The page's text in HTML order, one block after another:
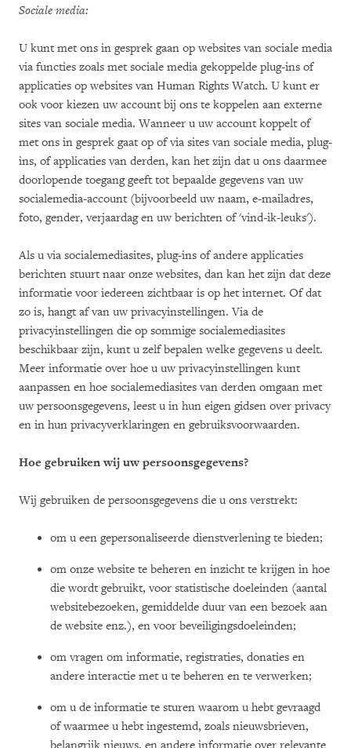
Sociale media:
U kunt met ons in gesprek gaan op websites van sociale media
via functies zoals met sociale media gekoppelde plug-ins of
applicaties op websites van Human Rights Watch. U kunt er
ook voor kiezen uw account bij ons te koppelen aan externe
sites van sociale media. Wanneer u uw account koppelt of
met ons in gesprek gaat op of via sites van sociale media, plug-
ins, of applicaties van derden, kan het zijn dat u ons daarmee
doorlopende toegang geeft tot bepaalde gegevens van uw
socialemedia-account (bijvoorbeeld uw naam, e-mailadres,
foto, gender, verjaardag en uw berichten of 'vind-ik-leuks').
Als u via socialemediasites, plug-ins of andere applicaties
berichten stuurt naar onze websites, dan kan het zijn dat deze
informatie voor iedereen zichtbaar is op het internet. Of dat
zo is, hangt af van uw privacyinstellingen. Via de
privacyinstellingen die op sommige socialemediasites
beschikbaar zijn, kunt u zelf bepalen welke gegevens u deelt.
Meer informatie over hoe u uw privacyinstellingen kunt
aanpassen en hoe socialemediasites van derden omgaan met
uw persoonsgegevens, leest u in hun eigen gidsen over privacy
en in hun privacyverklaringen en gebruiksvoorwaarden.
Hoe gebruiken wij uw persoonsgegevens?
Wij gebruiken de persoonsgegevens die u ons verstrekt:
om u een gepersonaliseerde dienstverlening te bieden;
om onze website te beheren en inzicht te krijgen in hoe
die wordt gebruikt, voor statistische doeleinden (aantal
websitebezoeken, gemiddelde duur van een bezoek aan
de website enz.), en voor beveiligingsdoeleinden;
om vragen om informatie, registraties, donaties en
andere interactie met u te beheren en te verwerken;
om u de informatie te sturen waarom u hebt gevraagd
of waarmee u hebt ingestemd, zoals nieuwsbrieven,